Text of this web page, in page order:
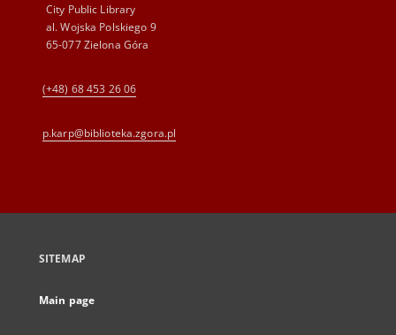
City Public Library
al. Wojska Polskiego 9
65-077 Zielona Góra
(+48) 68 453 26 06
p.karp@biblioteka.zgora.pl
SITEMAP
Main page